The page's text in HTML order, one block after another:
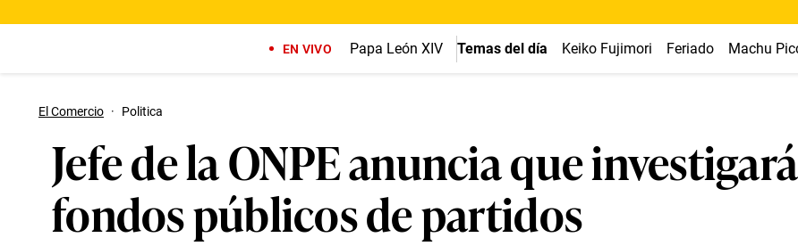
EN VIVO Papa León XIV Temas del día Keiko Fujimori Feriado Machu
El Comercio · Politica
Jefe de la ONPE anuncia que
fondos públicos de partidos